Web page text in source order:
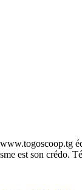
est son crédo.